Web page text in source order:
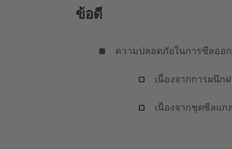
ข้อดี
ความปลอดภัยในการซีลออ
เนื่องจากการผนึก
เนื่องจากชุดซีลแ